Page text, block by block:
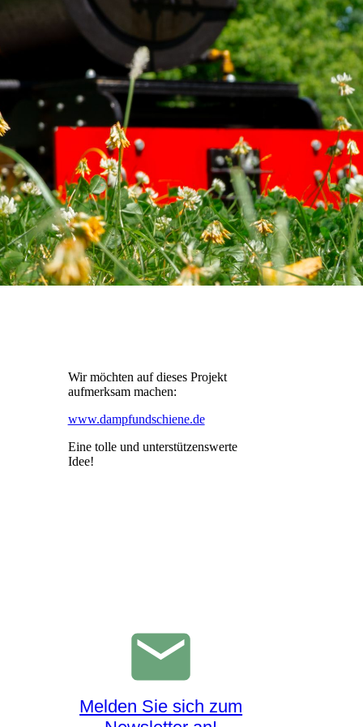
Wir möchten auf dieses Projekt
aufmerksam machen:
www.dampfundschiene.de
Eine tolle und unterstützenswerte
Idee!
Melden Sie sich zum